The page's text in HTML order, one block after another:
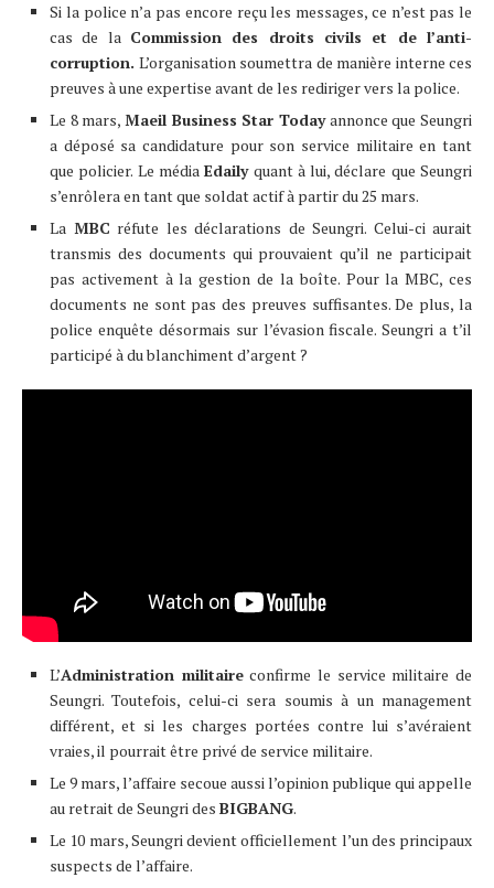
Si la police n’a pas encore reçu les messages, ce n’est pas le
cas de la Commission des droits civils et de l’anti-
corruption. L’organisation soumettra de manière interne ces
preuves à une expertise avant de les rediriger vers la police.
Le 8 mars, Maeil Business Star Todayannonce que Seungri
a déposé sa candidature pour son service militaire en tant
que policier. Le médiaEdailyquant à lui, déclare que Seungri
s’enrôlera en tant que soldat actif à partir du 25 mars.
La MBC réfute les déclarations de Seungri. Celui-ci aurait
transmis des documents qui prouvaient qu’il ne participait
pas activement à la gestion de la boîte. Pour la MBC, ces
documents ne sont pas des preuves suffisantes. De plus, la
police enquête désormais sur l’évasion fiscale. Seungri a t’il
participé à du blanchiment d’argent ?
L’Administration militaireconfirme le service militaire de
Seungri. Toutefois, celui-ci sera soumis à un management
différent, et si les charges portées contre lui s’avéraient
vraies, il pourrait être privé de service militaire.
Le 9 mars, l’affaire secoue aussi l’opinion publique qui appelle
au retrait de Seungri des BIGBANG.
Le 10 mars, Seungri devient officiellement l’un des principaux
suspects de l’affaire.